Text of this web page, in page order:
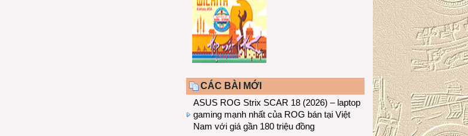
CÁC BÀI MỚI
ASUS ROG Strix SCAR 18 (2026) – laptop
gaming mạnh nhất của ROG bán tại Việt
Nam với giá gần 180 triệu đồng